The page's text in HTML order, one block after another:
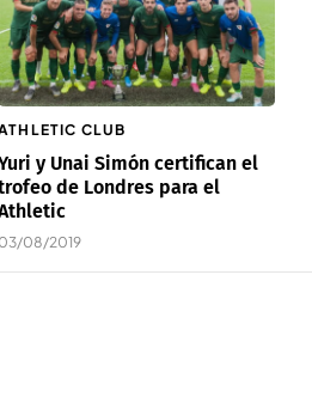
CLUB
y Unai Simón certifican el
de Londres para el
03/08/2019